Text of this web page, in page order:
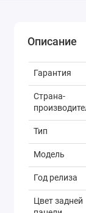
Описание
Гарантия
Страна-
Тип
Модель
Год релиза
Цвет задней